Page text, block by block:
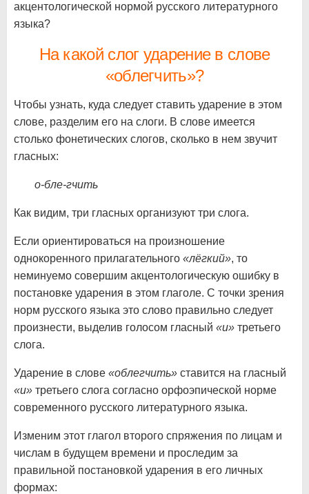
акцентологической нормой русского литературного
языка?
На какой слог ударение в слове
«облегчить»?
Чтобы узнать, куда следует ставить ударение в этом
слове, разделим его на слоги. В слове имеется
столько фонетических слогов, сколько в нем звучит
гласных:
о-бле-гчить
Как видим, три гласных организуют три слога.
Если ориентироваться на произношение
однокоренного прилагательного «лёгкий», то
неминуемо совершим акцентологическую ошибку в
постановке ударения в этом глаголе. С точки зрения
норм русского языка это слово правильно следует
произнести, выделив голосом гласный «и» третьего
слога.
Ударение в слове «облегчить» ставится на гласный
«и» третьего слога согласно орфоэпической норме
современного русского литературного языка.
Изменим этот глагол второго спряжения по лицам и
числам в будущем времени и проследим за
правильной постановкой ударения в его личных
формах: